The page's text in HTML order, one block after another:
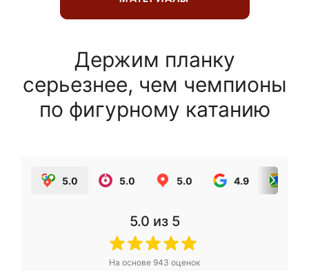
Держим планку
серьезнее, чем чемпионы
по фигурному катанию
5.0 5.0 5.0 4.9
5.0 из 5
На основе 943 оценок